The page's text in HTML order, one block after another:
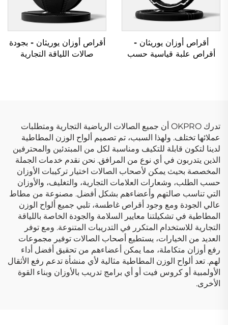
أقراص أوزان يوريثان -
أقراص علبة قياسية حسب
أقراص أوزان يوريثان - بجودة
صالات اللياقة التجارية
تدرك OKPRO أن جميع الصالات الرياضية التجارية ومتطلبات
عملائها تختلف. ولهذا السبب، تم تصميم ألواح الوزن المطاطية
لدينا لتكون قابلة للتكيف ومناسبة لكل من المبتدئين والمحترفين
الذين يتدربون في أي نوع من المرافق. نحن نقدم خدمات الجملة
المخصصة بحيث يمكن لأصحاب الصالات اختيار تركيبات الأوزان
حسب الطلب، وشعارات العلامات التجارية، والتغليف، والأوزان
التي تناسب صالتهم وأعضاءهم بشكل أفضل. مصنوعة من مطاط
عالي الجودة ومع وجود أقراص غاطسة، تلبي جميع ألواح الوزن
المطاطية في تشكيلتنا معايير السلامة والجودة الخاصة باللياقة
التجارية للاستخدام المتكرر في التدريبات المتنوعة. ومع توفر
العديد من الخيارات، يستطيع أصحاب الصالات توفير مجموعات
رفع أوزان متكاملة، مما يمكن أعضاءهم من تحقيق أفضل أداء
لهم. تعد ألواح الوزن المطاطية مثالية لأي منشأة تدعم رفع الأثقال
الأولمبية أو كروس فيت أو أي برامج تدريب بالأوزان وبناء القوة
الأخرى.